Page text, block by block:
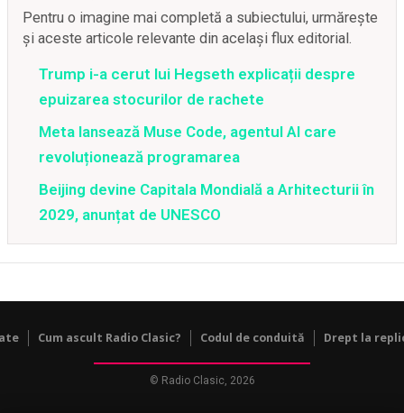
Pentru o imagine mai completă a subiectului, urmărește
și aceste articole relevante din același flux editorial.
Trump i-a cerut lui Hegseth explicații despre
epuizarea stocurilor de rachete
Meta lansează Muse Code, agentul AI care
revoluționează programarea
Beijing devine Capitala Mondială a Arhitecturii în
2029, anunțat de UNESCO
Cum ascult Radio Clasic? Codul de conduită Drept la
© Radio Clasic, 2026